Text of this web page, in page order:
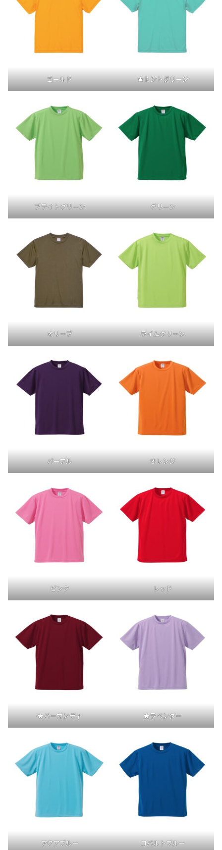
ゴールド ★ミントグリーン
ブライトグリーン グリーン
オリーブ ライムグリーン
パープル オレンジ
ピンク レッド
★バーガンディ ★ラベンダー
アクアブルー コバルトブルー